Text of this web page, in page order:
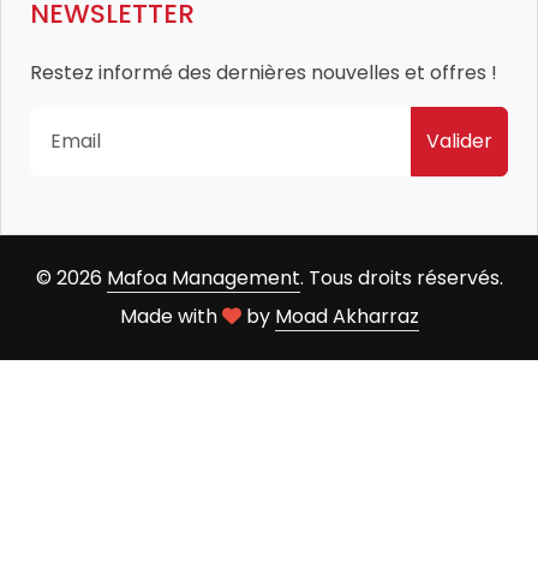
NEWSLETTER
Restez informé des dernières nouvelles et offres !
Valider
© 2026 Mafoa Management. Tous droits réservés.
Made with
by Moad Akharraz